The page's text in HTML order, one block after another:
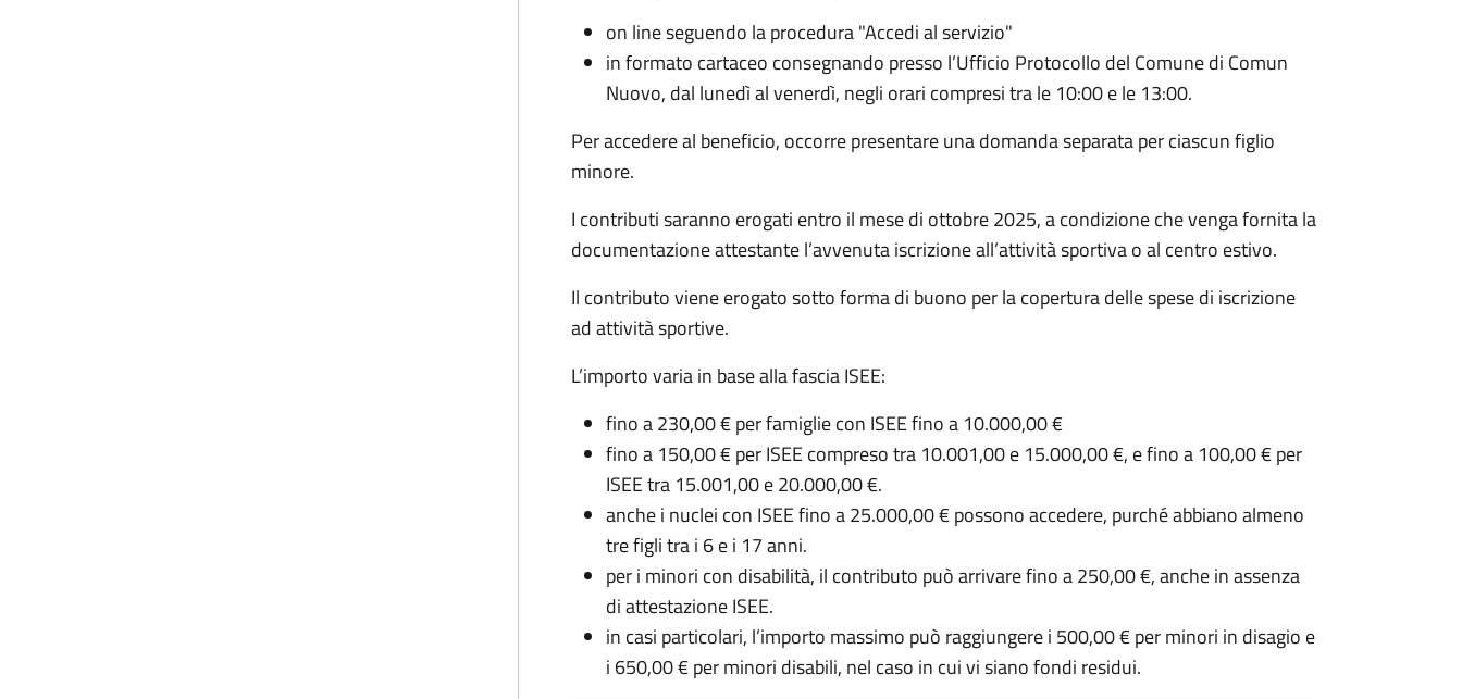
on line seguendo la procedura "Accedi al servizio"
in formato cartaceo consegnando presso l’Ufficio Protocollo del Comune di Comun
Nuovo, dal lunedì al venerdì, negli orari compresi tra le 10:00 e le 13:00.
Per accedere al beneficio, occorre presentare una domanda separata per ciascun figlio
minore.
I contributi saranno erogati entro il mese di ottobre 2025, a condizione che venga fornita la
documentazione attestante l’avvenuta iscrizione all’attività sportiva o al centro estivo.
Il contributo viene erogato sotto forma di buono per la copertura delle spese di iscrizione
ad attività sportive.
L’importo varia in base alla fascia ISEE:
fino a 230,00 € per famiglie con ISEE fino a 10.000,00 €
fino a 150,00 € per ISEE compreso tra 10.001,00 e 15.000,00 €, e fino a 100,00 € per
ISEE tra 15.001,00 e 20.000,00 €.
anche i nuclei con ISEE fino a 25.000,00 € possono accedere, purché abbiano almeno
tre figli tra i 6 e i 17 anni.
per i minori con disabilità, il contributo può arrivare fino a 250,00 €, anche in assenza
di attestazione ISEE.
in casi particolari, l’importo massimo può raggiungere i 500,00 € per minori in disagio e
i 650,00 € per minori disabili, nel caso in cui vi siano fondi residui.